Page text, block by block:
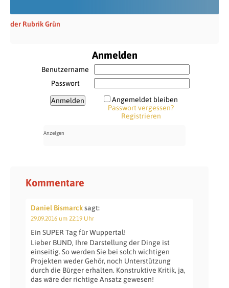
der Rubrik Grün
Anmelden
Benutzername
Passwort
Angemeldet bleiben
Passwort vergessen?
Registrieren
Kommentare
Daniel Bismarcksagt:
29.09.2016 um 22:19 Uhr
Ein SUPER Tag für Wuppertal!
Lieber BUND, Ihre Darstellung der Dinge ist
einseitig. So werden Sie bei solch wichtigen
Projekten weder Gehör, noch Unterstützung
durch die Bürger erhalten. Konstruktive Kritik, ja,
das wäre der richtige Ansatz gewesen!